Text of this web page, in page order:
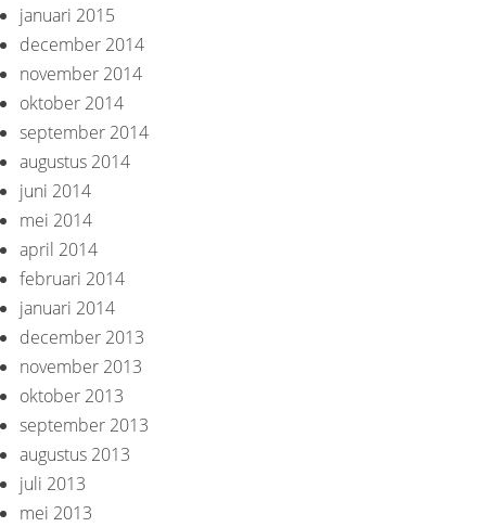
januari 2015
december 2014
november 2014
oktober 2014
september 2014
augustus 2014
juni 2014
mei 2014
april 2014
februari 2014
januari 2014
december 2013
november 2013
oktober 2013
september 2013
augustus 2013
juli 2013
mei 2013